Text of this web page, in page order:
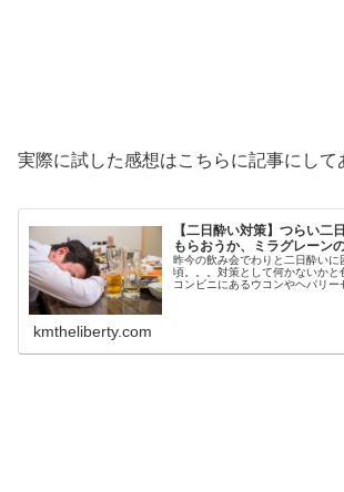
実際に試した感想はこちらに記事にして
【二日酔い対策】つらい二
もらおうか、ミラグレーン
昨今の飲み会でわりと二日酔いに
頃。。。対策として何かないかと
コンビニにあるウコンやヘパリー
kmtheliberty.com